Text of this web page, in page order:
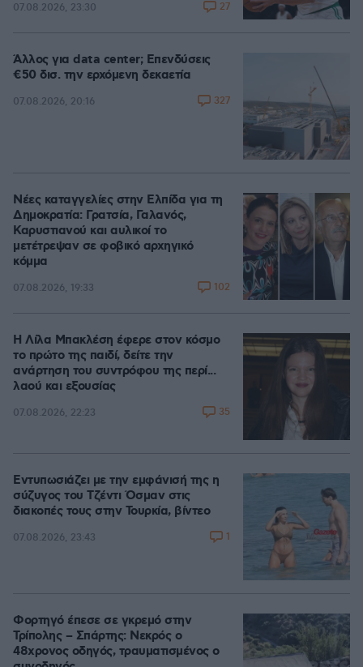
07.08.2026, 23:30 27
Άλλος για data center; Επενδύσεις
€50 δισ. την ερχόμενη δεκαετία
07.08.2026, 20:16 327
Νέες καταγγελίες στην Ελπίδα για τη
Δημοκρατία: Γρατσία, Γαλανός,
Καρυστιανού και αυλικοί το
μετέτρεψαν σε φοβικό αρχηγικό
κόμμα
07.08.2026, 19:33 102
Η Λίλα Μπακλέση έφερε στον κόσμο
το πρώτο της παιδί, δείτε την
ανάρτηση του συντρόφου της περί...
λαού και εξουσίας
07.08.2026, 22:23 35
Εντυπωσιάζει με την εμφάνισή της η
σύζυγος του Τζέντι Όσμαν στις
διακοπές τους στην Τουρκία, βίντεο
07.08.2026, 23:43 1
Φορτηγό έπεσε σε γκρεμό στην
Τρίπολης – Σπάρτης: Νεκρός ο
48χρονος οδηγός, τραυματισμένος ο